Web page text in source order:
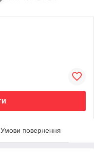
Умови повернення